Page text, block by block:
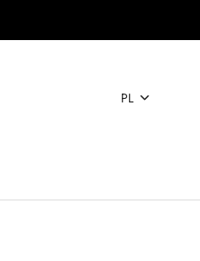
PL